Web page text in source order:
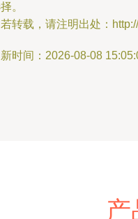
。
转载，请注明出处：
时间：2026-08-08
产